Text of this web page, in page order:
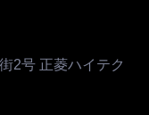
2号 正菱ハイテク